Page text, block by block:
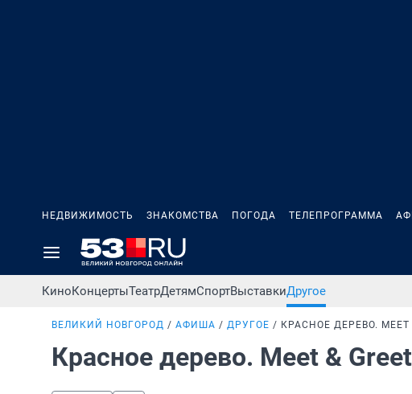
НЕДВИЖИМОСТЬ ЗНАКОМСТВА ПОГОДА ТЕЛЕПРОГРАММА
КиноКонцертыТеатрДетямСпортВыставкиДругое
ВЕЛИКИЙ НОВГОРОД АФИША ДРУГОЕ КРАСНОЕ ДЕРЕВО. MEET
Красное дерево. Meet & Greet